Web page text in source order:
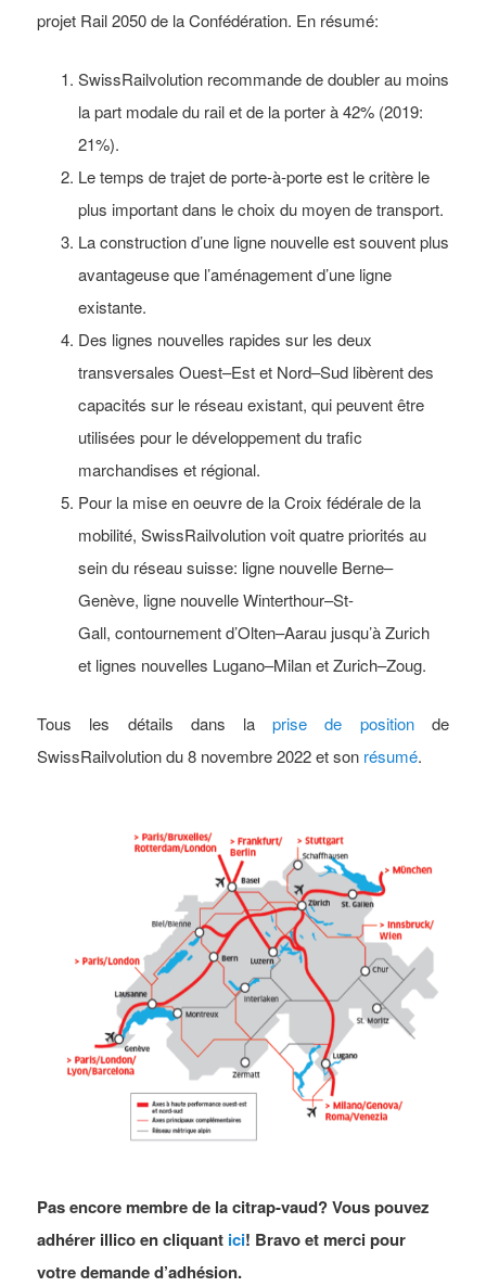
projet Rail 2050 de la Confédération. En résumé:
SwissRailvolution recommande de doubler au moins
la part modale du rail et de la porter à 42% (2019:
21%).
Le temps de trajet de porte-à-porte est le critère le
plus important dans le choix du moyen de transport.
La construction d’une ligne nouvelle est souvent plus
avantageuse que l’aménagement d’une ligne
existante.
Des lignes nouvelles rapides sur les deux
transversales Ouest–Est et Nord–Sud libèrent des
capacités sur le réseau existant, qui peuvent être
utilisées pour le développement du trafic
marchandises et régional.
Pour la mise en oeuvre de la Croix fédérale de la
mobilité, SwissRailvolution voit quatre priorités au
sein du réseau suisse: ligne nouvelle Berne–
Genève, ligne nouvelle Winterthour–St-
Gall, contournement d’Olten–Aarau jusqu’à Zurich
et lignes nouvelles Lugano–Milan et Zurich–Zoug.
Tous les détails dans laprise de positionde
SwissRailvolution du 8 novembre 2022 et son résumé.
Pas encore membre de la citrap-vaud? Vous pouvez
adhérer illico en cliquant ici! Bravo et merci pour
votre demande d’adhésion.